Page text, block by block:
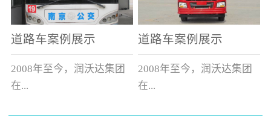
道路车案例展示
2008年至今，润沃达集团
在...
道路车案例展示
2008年至今，润沃达集团
在...